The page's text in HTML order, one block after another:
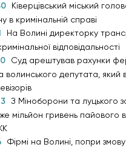
Ківерцівський міський
в кримінальній справі
На Волині директорку
відповідальності
Суд арештував рахунки
волинського депутата, який
З Міноборони та луцького
мільйон гривень пайового
Фірмі на Волині, попри